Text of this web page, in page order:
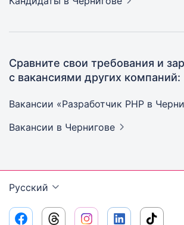
Сравните свои требования и
с вакансиями других компаний:
Вакансии «Разработчик PHP в
Вакансии в Чернигове
Русский